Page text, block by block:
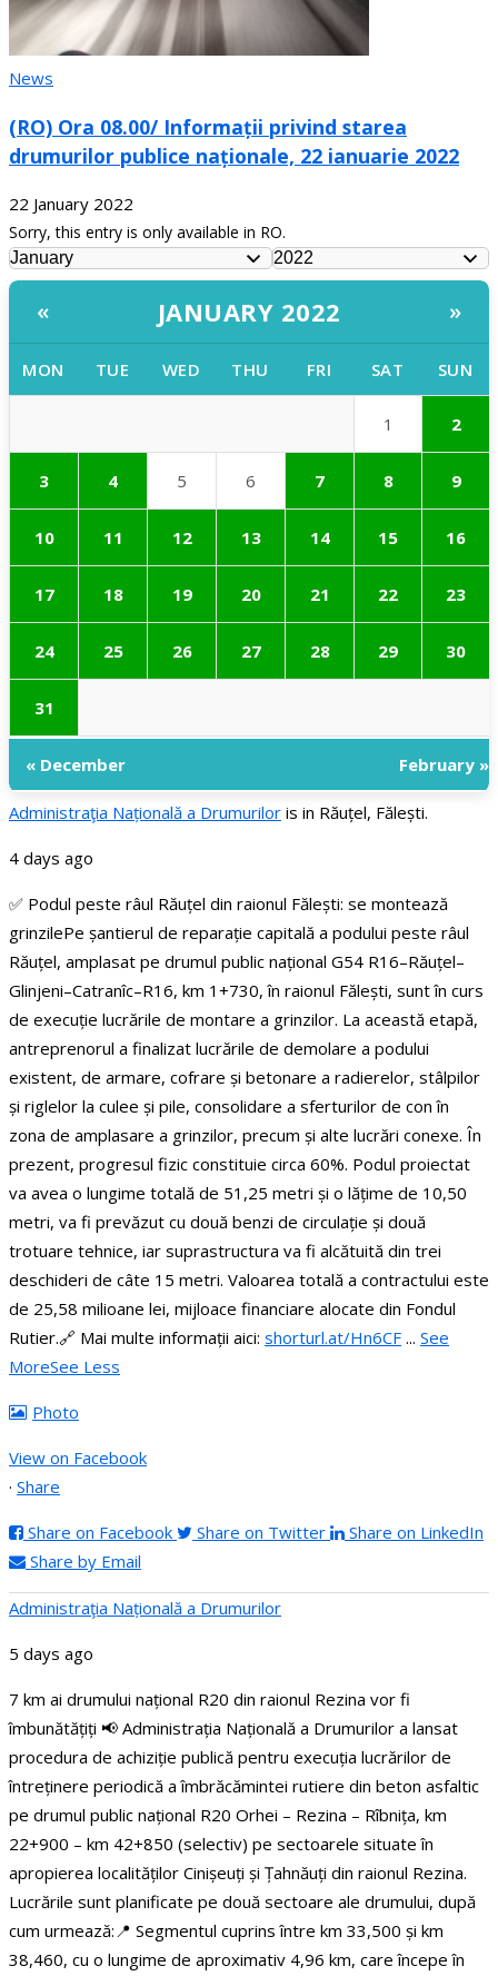
News
(RO) Ora 08.00/ Informații privind starea
drumurilor publice naționale, 22 ianuarie 2022
22 January 2022
Sorry, this entry is only available in RO.
« JANUARY 2022 »
MON TUE WED THU FRI SAT SUN
1 2
3 4 5 6 7 8 9
10 11 12 13 14 15 16
17 18 19 20 21 22 23
24 25 26 27 28 29 30
31
« December February »
Administraţia Națională a Drumurilor is in Răuțel, Fălești.
4 days ago
✅ Podul peste râul Răuțel din raionul Fălești: se montează
grinzilePe șantierul de reparație capitală a podului peste râul
Răuțel, amplasat pe drumul public național G54 R16–Răuțel–
Glinjeni–Catranîc–R16, km 1+730, în raionul Fălești, sunt în curs
de execuție lucrările de montare a grinzilor. La această etapă,
antreprenorul a finalizat lucrările de demolare a podului
existent, de armare, cofrare și betonare a radierelor, stâlpilor
și riglelor la culee și pile, consolidare a sferturilor de con în
zona de amplasare a grinzilor, precum și alte lucrări conexe. În
prezent, progresul fizic constituie circa 60%. Podul proiectat
va avea o lungime totală de 51,25 metri și o lățime de 10,50
metri, va fi prevăzut cu două benzi de circulație și două
trotuare tehnice, iar suprastructura va fi alcătuită din trei
deschideri de câte 15 metri. Valoarea totală a contractului este
de 25,58 milioane lei, mijloace financiare alocate din Fondul
Rutier.🔗 Mai multe informații aici: shorturl.at/Hn6CF ... See
MoreSee Less
Photo
View on Facebook
· Share
Share on Facebook Share on Twitter
Share on LinkedIn
Share by Email
Administraţia Națională a Drumurilor
5 days ago
7 km ai drumului național R20 din raionul Rezina vor fi
îmbunătățiți 📢 Administrația Națională a Drumurilor a lansat
procedura de achiziție publică pentru execuția lucrărilor de
întreținere periodică a îmbrăcămintei rutiere din beton asfaltic
pe drumul public național R20 Orhei – Rezina – Rîbnița, km
22+900 – km 42+850 (selectiv) pe sectoarele situate în
apropierea localităților Cinișeuți și Țahnăuți din raionul Rezina.
Lucrările sunt planificate pe două sectoare ale drumului, după
cum urmează:📍 Segmentul cuprins între km 33,500 și km
38,460, cu o lungime de aproximativ 4,96 km, care începe în